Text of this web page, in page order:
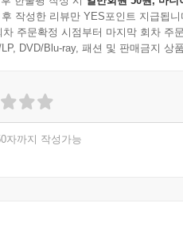
작성한 리뷰만 YES포인트 지급됩니
차 주문확정 시점부터 마지막 회차 주
DVD/Blu-ray, 패션 및 판매금지 상
자까지 작성가능